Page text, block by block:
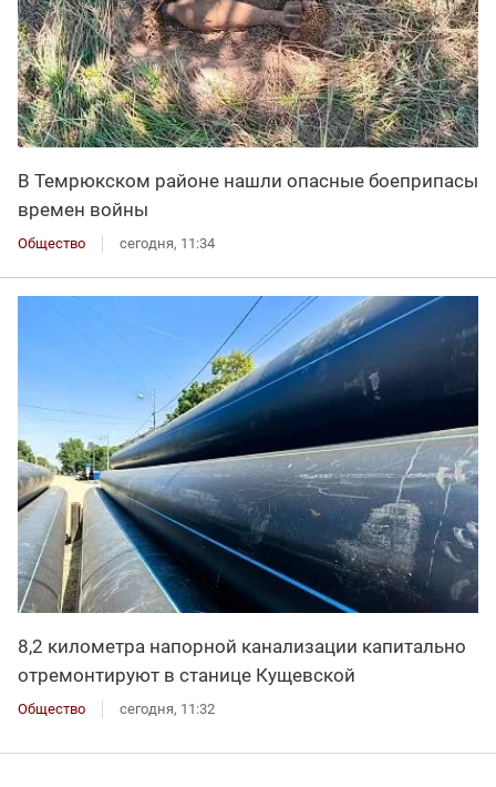
В Темрюкском районе нашли опасные боеприпасы
времен войны
Общество сегодня, 11:34
8,2 километра напорной канализации капитально
отремонтируют в станице Кущевской
Общество сегодня, 11:32